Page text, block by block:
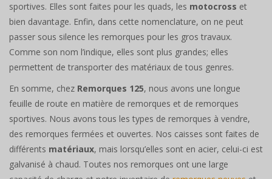
sportives. Elles sont faites pour les quads, les motocross et
bien davantage. Enfin, dans cette nomenclature, on ne peut
passer sous silence les remorques pour les gros travaux.
Comme son nom l’indique, elles sont plus grandes; elles
permettent de transporter des matériaux de tous genres.
En somme, chez Remorques 125, nous avons une longue
feuille de route en matière de remorques et de remorques
sportives. Nous avons tous les types de remorques à vendre,
des remorques fermées et ouvertes. Nos caisses sont faites de
différents matériaux, mais lorsqu’elles sont en acier, celui-ci est
galvanisé à chaud. Toutes nos remorques ont une large